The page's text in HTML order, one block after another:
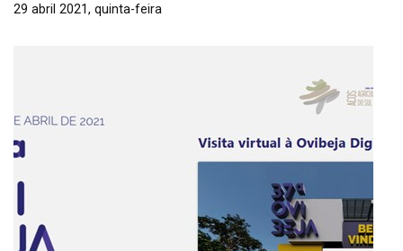
29 abril 2021, quinta-feira